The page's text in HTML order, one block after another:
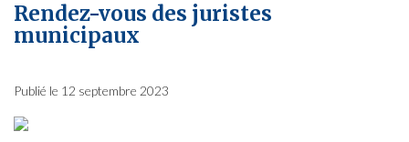
Rendez-vous des juristes
municipaux
Publié le 12 septembre 2023